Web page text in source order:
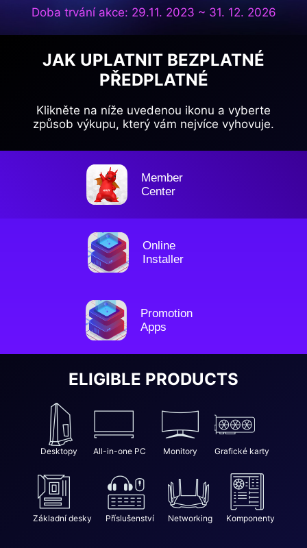
Doba trvání akce: 29.11. 2023 ~ 31. 12. 2026
JAK UPLATNIT BEZPLATNÉ
PŘEDPLATNÉ
Klikněte na níže uvedenou ikonu a vyberte
způsob výkupu, který vám nejvíce vyhovuje.
Member
Center
Online
Installer
Promotion
Apps
ELIGIBLE PRODUCTS
Desktopy All-in-one PC Monitory Grafické karty
Základní desky Příslušenství Networking Komponenty